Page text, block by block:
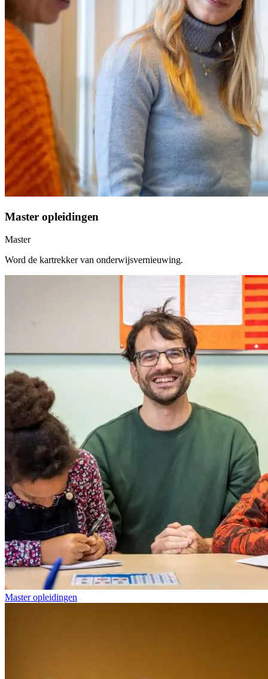
Master opleidingen
Master
Word de kartrekker van onderwijsvernieuwing.
Master opleidingen